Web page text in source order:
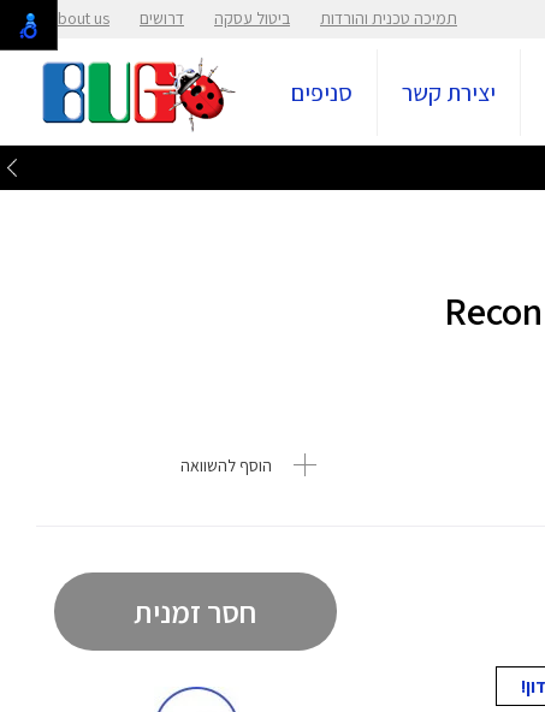
תמיכה טכנית והורדות ביטול עסקה דרושים About us
יצירת קשר סניפים
הוסף להשוואה
חסר זמנית